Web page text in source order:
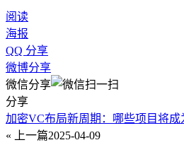
阅读
海报
QQ 分享
微博分享
微信分享
分享
加密VC布局新周期：哪些项目将成
« 上一篇2025-04-09